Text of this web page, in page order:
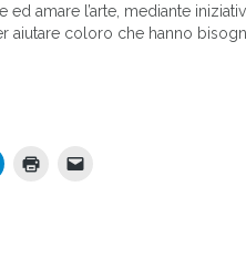
ed amare l’arte, mediante
aiutare coloro che hanno